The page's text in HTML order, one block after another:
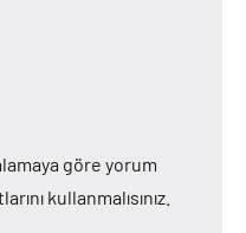
göre yorum
kullanmalısınız.